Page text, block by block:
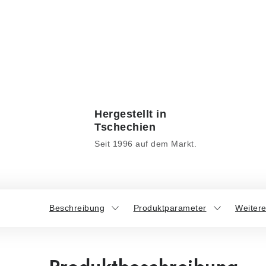
Hergestellt in
Tschechien
Seit 1996 auf dem Markt.
Beschreibung Produktparameter